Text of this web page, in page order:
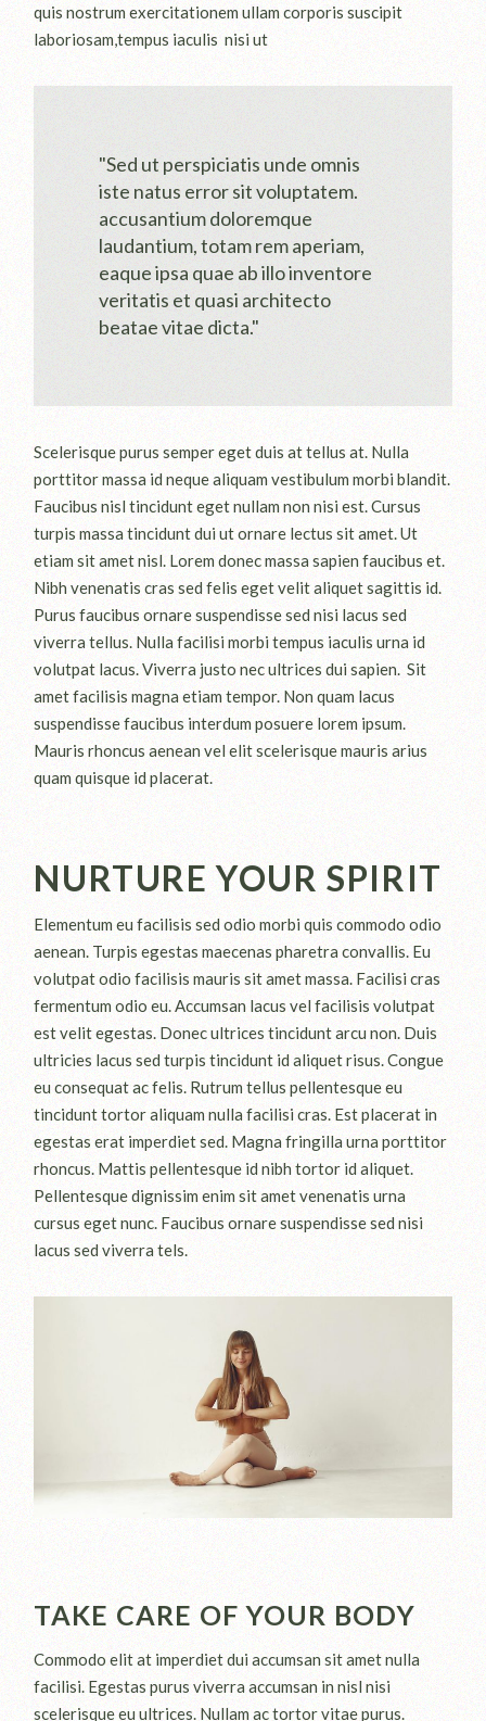
quis nostrum exercitationem ullam corporis suscipit
laboriosam,tempus iaculis nisi ut
"Sed ut perspiciatis unde omnis
iste natus error sit voluptatem.
accusantium doloremque
laudantium, totam rem aperiam,
eaque ipsa quae ab illo inventore
veritatis et quasi architecto
beatae vitae dicta."
Scelerisque purus semper eget duis at tellus at. Nulla
porttitor massa id neque aliquam vestibulum morbi blandit.
Faucibus nisl tincidunt eget nullam non nisi est. Cursus
turpis massa tincidunt dui ut ornare lectus sit amet. Ut
etiam sit amet nisl. Lorem donec massa sapien faucibus et.
Nibh venenatis cras sed felis eget velit aliquet sagittis id.
Purus faucibus ornare suspendisse sed nisi lacus sed
viverra tellus. Nulla facilisi morbi tempus iaculis urna id
volutpat lacus. Viverra justo nec ultrices dui sapien. Sit
amet facilisis magna etiam tempor. Non quam lacus
suspendisse faucibus interdum posuere lorem ipsum.
Mauris rhoncus aenean vel elit scelerisque mauris arius
quam quisque id placerat.
NURTURE YOUR SPIRIT
Elementum eu facilisis sed odio morbi quis commodo odio
aenean. Turpis egestas maecenas pharetra convallis. Eu
volutpat odio facilisis mauris sit amet massa. Facilisi cras
fermentum odio eu. Accumsan lacus vel facilisis volutpat
est velit egestas. Donec ultrices tincidunt arcu non. Duis
ultricies lacus sed turpis tincidunt id aliquet risus. Congue
eu consequat ac felis. Rutrum tellus pellentesque eu
tincidunt tortor aliquam nulla facilisi cras. Est placerat in
egestas erat imperdiet sed. Magna fringilla urna porttitor
rhoncus. Mattis pellentesque id nibh tortor id aliquet.
Pellentesque dignissim enim sit amet venenatis urna
cursus eget nunc. Faucibus ornare suspendisse sed nisi
lacus sed viverra tels.
TAKE CARE OF YOUR BODY
Commodo elit at imperdiet dui accumsan sit amet nulla
facilisi. Egestas purus viverra accumsan in nisl nisi
scelerisque eu ultrices. Nullam ac tortor vitae purus.